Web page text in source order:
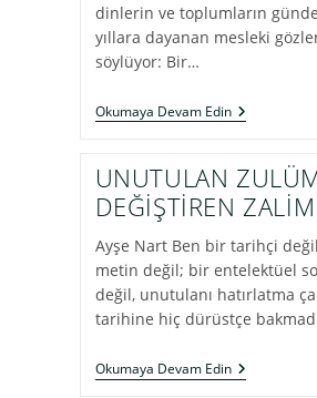
dinlerin ve toplumların
yıllara dayanan mesleki
söylüyor: Bir…
Okumaya Devam EdinAHLAKIN
KÖKÜ
GELECEĞİ:
BAŞLAYAN
SESSİZ
YOLCULUK
UNUTULAN
DEĞİŞTİREN
Ayşe Nart Ben bir tarihçi
metin değil; bir entelektüel
değil, unutulanı hatırlatma
tarihine hiç dürüstçe
Okumaya Devam EdinUNUTULAN
ZULÜMLER,